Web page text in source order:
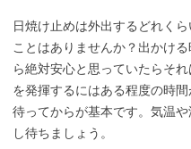
日焼け止めは外出するどれく
ことはありませんか？出かけ
ら絶対安心と思っていたらそ
を発揮するにはある程度の時
待ってからが基本です。気温
し待ちましょう。